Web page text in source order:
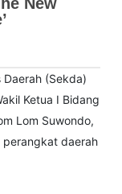
(Sekda)
Ketua I Bidang
Lom Suwondo,
perangkat daerah